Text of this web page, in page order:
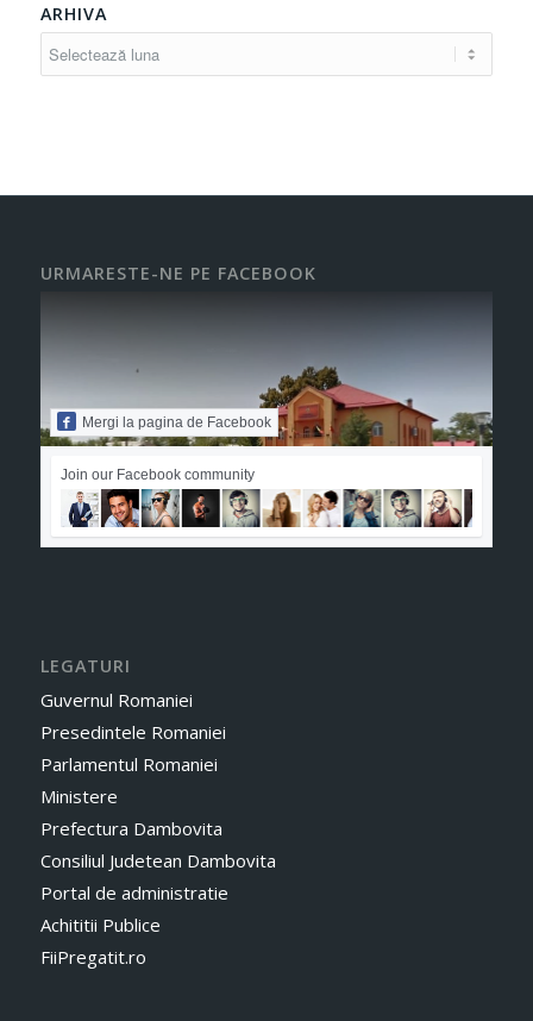
ARHIVA
URMARESTE-NE PE FACEBOOK
Mergi la pagina de Facebook
Join our Facebook community
LEGATURI
Guvernul Romaniei
Presedintele Romaniei
Parlamentul Romaniei
Ministere
Prefectura Dambovita
Consiliul Judetean Dambovita
Portal de administratie
Achititii Publice
FiiPregatit.ro